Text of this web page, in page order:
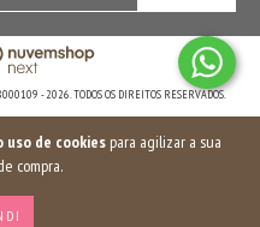
uso de cookies para agilizar a sua
compra.
- 2026. TODOS OS DIREITOS RESERVADOS.